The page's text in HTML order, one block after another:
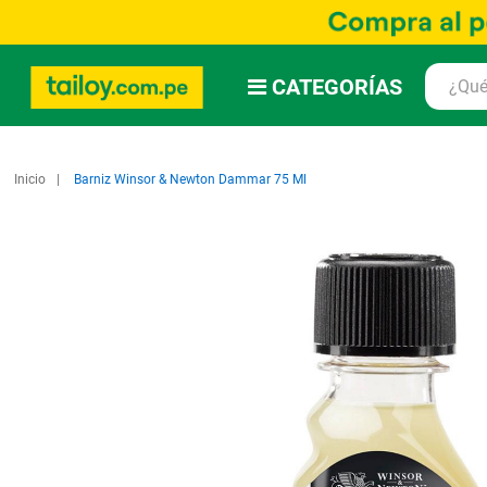
CATEGORÍAS
Inicio Barniz Winsor & Newton Dammar 75 Ml